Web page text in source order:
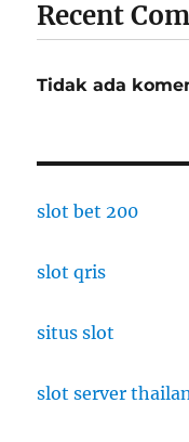
Recent
Tidak ada
slot bet 200
slot qris
situs slot
slot server